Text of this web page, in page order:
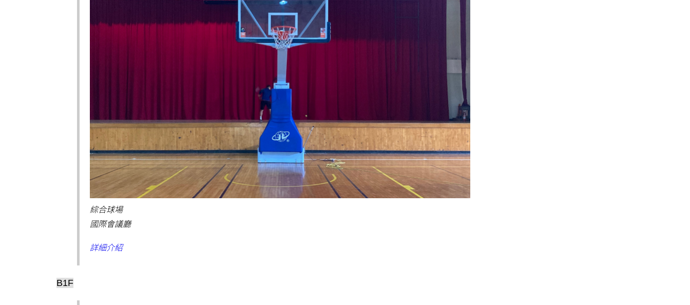
綜合球場
國際會議廳
詳細介紹
B1F